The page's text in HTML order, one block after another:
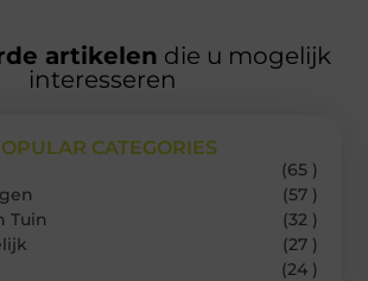
artikelen die u mogelijk
interesseren
CATEGORIES
(65 )
(57 )
Tuin
(32 )
(27 )
(24 )